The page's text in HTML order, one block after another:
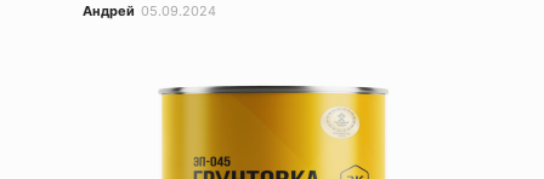
Андрей 05.09.2024